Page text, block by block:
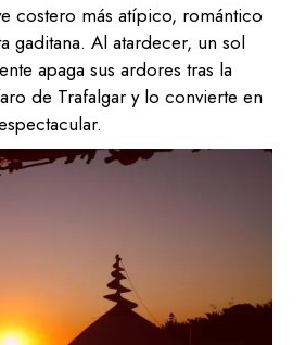
costero más atípico, romántico
gaditana. Al atardecer, un sol
apaga sus ardores tras la
de Trafalgar y lo convierte en